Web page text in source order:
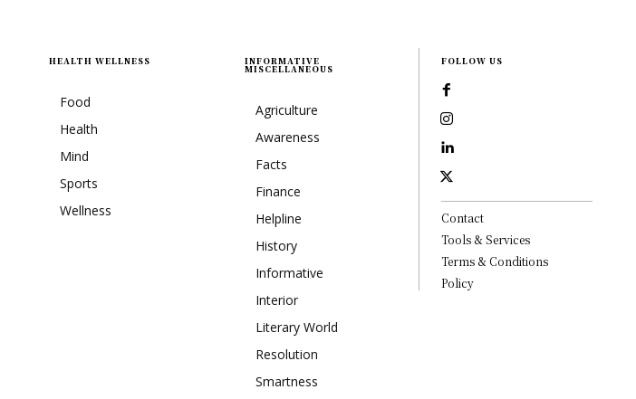
HEALTH WELLNESS
Food
Health
Mind
Sports
Wellness
INFORMATIVE
MISCELLANEOUS
Agriculture
Awareness
Facts
Finance
Helpline
History
Informative
Interior
Literary World
Resolution
Smartness
FOLLOW US
Contact
Tools & Services
Terms & Conditions
Policy